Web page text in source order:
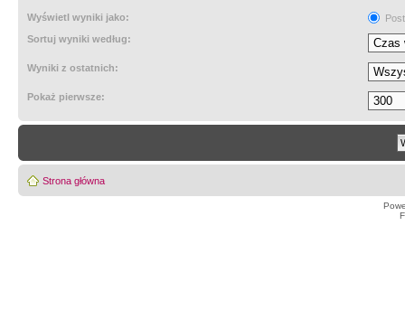
Wyświetl wyniki jako:
Sortuj wyniki według:
Wyniki z ostatnich:
Pokaż pierwsze:
Strona główna